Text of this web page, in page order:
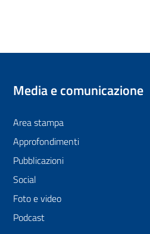
Media e comunicazione
Area stampa
Approfondimenti
Pubblicazioni
Social
Foto e video
Podcast